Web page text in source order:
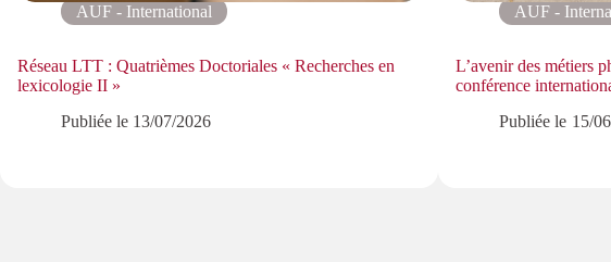
AUF - International
Réseau LTT : Quatrièmes Doctoriales « Recherches en
lexicologie II »
Publiée le 13/07/2026
AUF -
L’avenir des métiers
conférence
Publiée le 15/